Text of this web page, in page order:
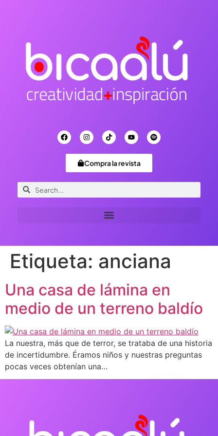
Compra la revista
Etiqueta: anciana
Una casa de lámina en
medio de un terreno baldío
La nuestra, más que de terror, se trataba de una historia
de incertidumbre. Éramos niños y nuestras preguntas
pocas veces obtenían una…